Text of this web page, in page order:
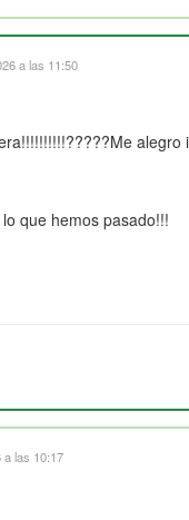
a las 11:50
que hemos pasado!!!
a las 10:17